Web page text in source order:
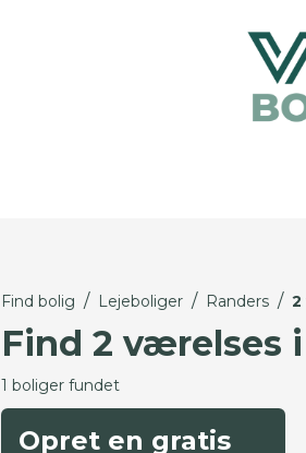
Find bolig / Lejeboliger / Randers / 2
Find 2 værelses
1 boliger fundet
Opret en gratis